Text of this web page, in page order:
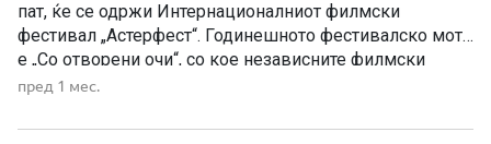
пат, ќе се одржи Интернационалниот филмски
фестивал „Астерфест“. Годинешното фестивалско мото
е „Со отворени очи“, со кое независните филмски
автори симболично ја повикуваат публиката да го
приказни од различни краишта на светот. Фестивалот,
пред 1 мес.